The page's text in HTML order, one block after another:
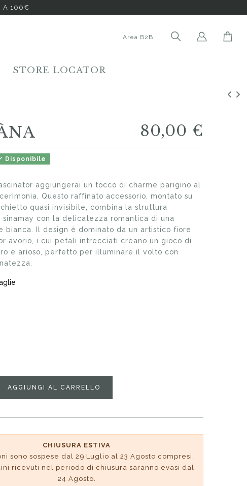
A 100€
Area B2B
STORE LOCATOR
80,00 €
Disponibile
aggiungerai un tocco di charme parigino al
Questo raffinato accessorio, montato su
quasi invisibile, combina la struttura
con la delicatezza romantica di una
bianca. Il design è dominato da un artistico fiore
avorio, i cui petali intrecciati creano un gioco di
e arioso, perfetto per illuminare il volto con
AGGIUNGI AL CARRELLO
CHIUSURA ESTIVA
sono sospese dal 29 Luglio al 23 Agosto compresi.
ricevuti nel periodo di chiusura saranno evasi dal
24 Agosto.